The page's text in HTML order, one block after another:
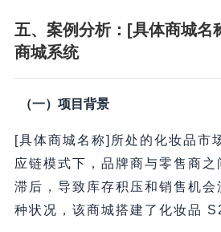
五、案例分析：[具体商城名
商城系统
（一）项目背景
[具体商城名称]所处的化妆品市
应链模式下，品牌商与零售商之
滞后，导致库存积压和销售机会
种状况，该商城搭建了化妆品